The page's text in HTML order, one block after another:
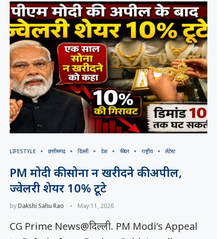
LIFESTYLE छत्तीसगढ़ दिल्ली देश फीचर राष्ट्रीय लेटेस्ट
PM मोदी की सोना न खरीदने की अपील,
ज्वेलरी शेयर 10% टूटे
byDakshi Sahu Rao May 11, 2026
CG Prime News@दिल्ली. PM Modi’s Appeal